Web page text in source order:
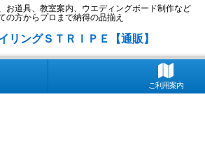
お道具、教室案内、ウエディングボード制作など
の方からプロまで納得の品揃え
リングＳＴＲＩＰＥ【通販】
ご利用案内